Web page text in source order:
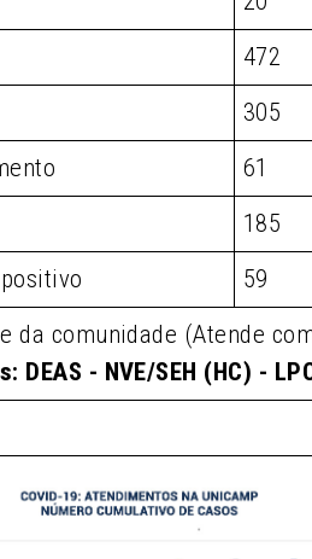
472
305
61
185
59
da comunidade (Atende
DEAS - NVE/SEH (HC) -